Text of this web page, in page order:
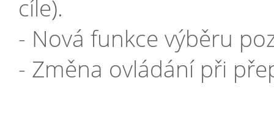
cíle).
- Nová funkce výběru
- Změna ovládání při